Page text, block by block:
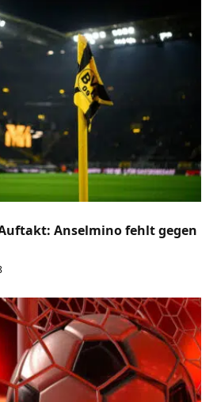
Auftakt: Anselmino fehlt gegen